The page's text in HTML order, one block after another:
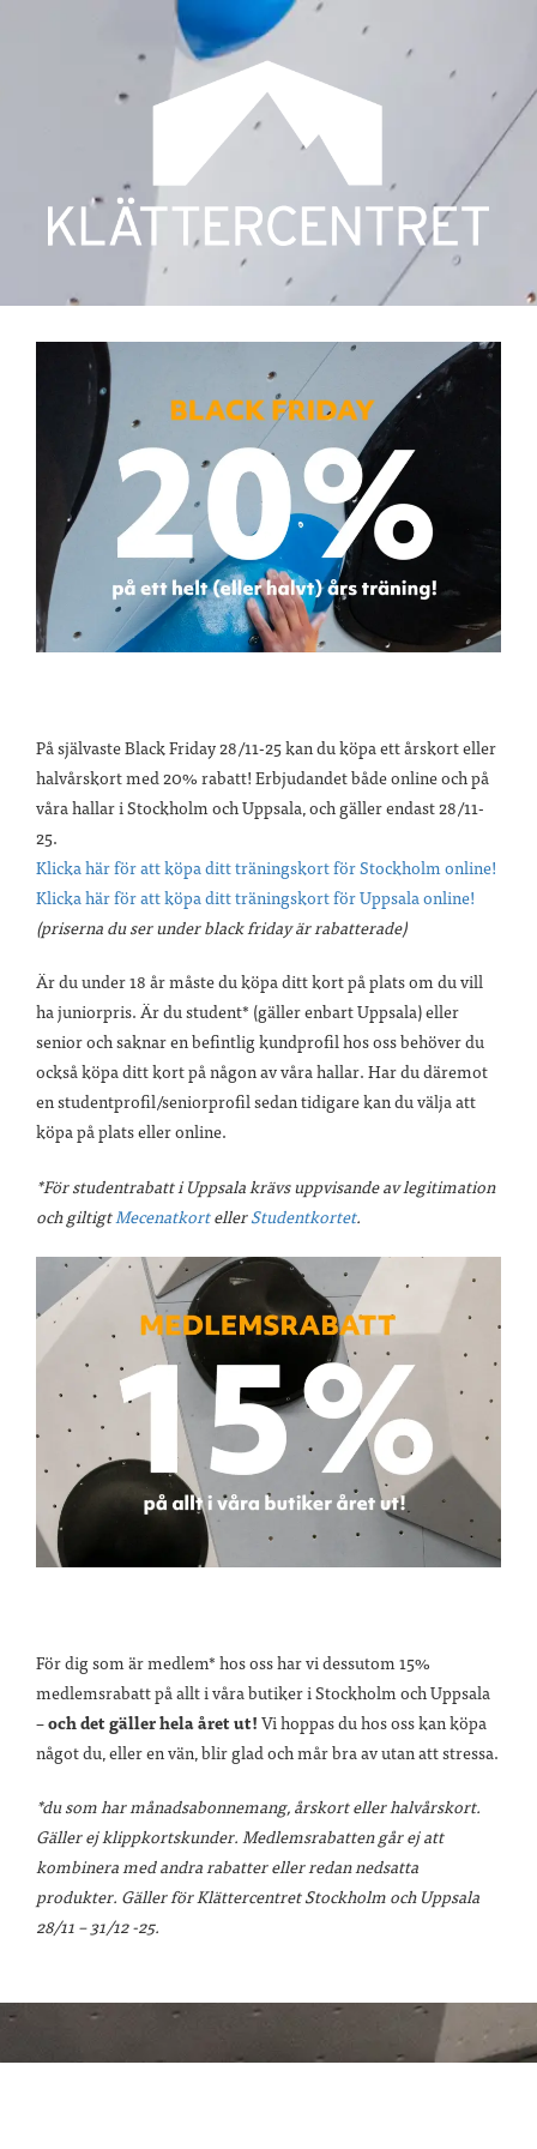
På självaste Black Friday 28/11-25 kan du köpa ett årskort eller
halvårskort med 20% rabatt! Erbjudandet både online och på
våra hallar i Stockholm och Uppsala, och gäller endast 28/11-
25.
Klicka här för att köpa ditt träningskort för Stockholm online!
Klicka här för att köpa ditt träningskort för Uppsala online!
(priserna du ser under black friday är rabatterade)
Är du under 18 år måste du köpa ditt kort på plats om du vill
ha juniorpris. Är du student* (gäller enbart Uppsala) eller
senior och saknar en befintlig kundprofil hos oss behöver du
också köpa ditt kort på någon av våra hallar. Har du däremot
en studentprofil/seniorprofil sedan tidigare kan du välja att
köpa på plats eller online.
*För studentrabatt i Uppsala krävs uppvisande av legitimation
och giltigtMecenatkortellerStudentkortet.
För dig som är medlem* hos oss har vi dessutom 15%
medlemsrabatt på allt i våra butiker i Stockholm och Uppsala
–och det gäller hela året ut!Vi hoppas du hos oss kan köpa
något du, eller en vän, blir glad och mår bra av utan att stressa.
*du som har månadsabonnemang, årskort eller halvårskort.
Gäller ej klippkortskunder. Medlemsrabatten går ej att
kombinera med andra rabatter eller redan nedsatta
produkter. Gäller för Klättercentret Stockholm och Uppsala
28/11 – 31/12 -25.